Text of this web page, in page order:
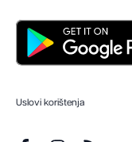
Uslovi korištenja